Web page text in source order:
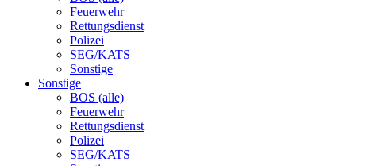
Feuerwehr
Rettungsdienst
Polizei
SEG/KATS
Sonstige
Sonstige
BOS (alle)
Feuerwehr
Rettungsdienst
Polizei
SEG/KATS